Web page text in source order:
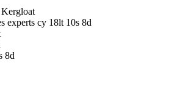
experts cy 18lt 10s 8d
8d